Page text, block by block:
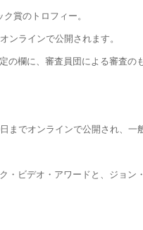
賞のトロフィー。
ンラインで公開されます。
欄に、審査員団による審査
までオンラインで公開され、一
ビデオ・アワードと、ジョ